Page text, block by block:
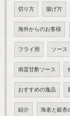
切り方 揚げ方
海外からのお客様
フライ用 ソース
南蛮甘酢ソース
おすすめの逸品
紹介 海老と銀杏